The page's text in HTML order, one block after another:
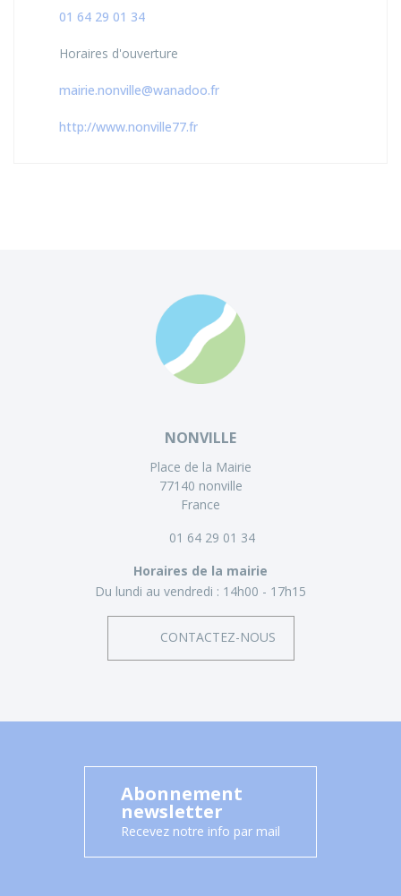
01 64 29 01 34
Horaires d'ouverture
mairie.nonville@wanadoo.fr
http://www.nonville77.fr
NONVILLE
Place de la Mairie
77140 nonville
France
01 64 29 01 34
Horaires de la mairie
Du lundi au vendredi : 14h00 - 17h15
CONTACTEZ-NOUS
Abonnement
newsletter
Recevez notre info par mail